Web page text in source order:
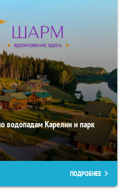
водопадам Карелии и парк
ПОДРОБНЕЕ